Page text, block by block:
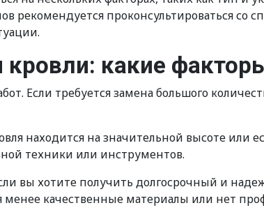
проконсультироваться со
какие
Если требуется замена большого
находится на значительной высоте или
техники или инструментов.
вы хотите получить долгосрочный и
качественные материалы или нет